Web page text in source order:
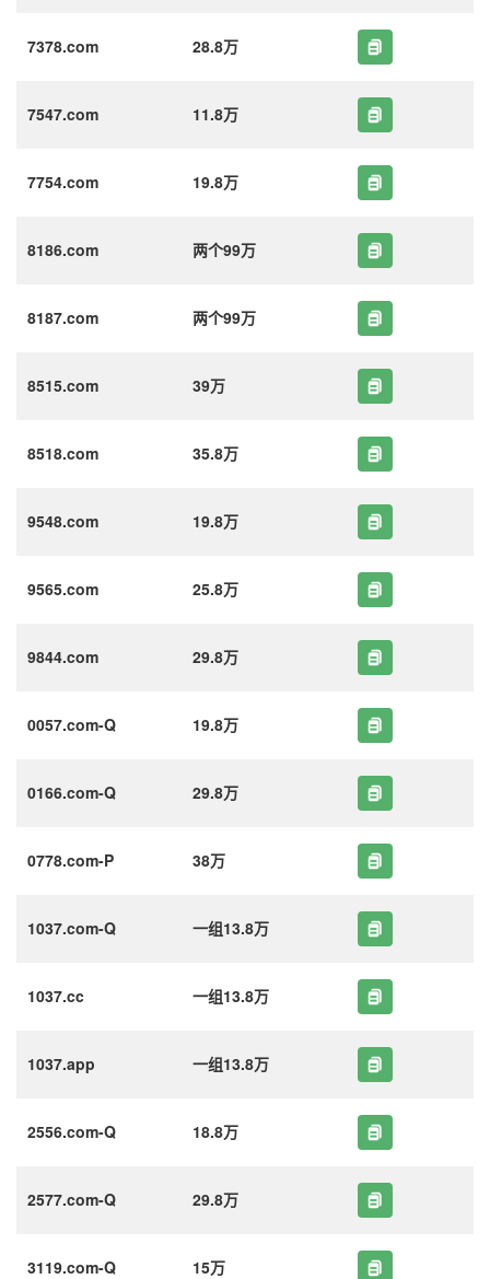
7378.com 28.8万
7547.com 11.8万
7754.com 19.8万
8186.com 两个99万
8187.com 两个99万
8515.com 39万
8518.com 35.8万
9548.com 19.8万
9565.com 25.8万
9844.com 29.8万
0057.com-Q 19.8万
0166.com-Q 29.8万
0778.com-P 38万
1037.com-Q 一组13.8万
1037.cc 一组13.8万
1037.app 一组13.8万
2556.com-Q 18.8万
2577.com-Q 29.8万
3119.com-Q 15万